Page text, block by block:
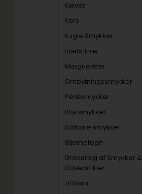
Kløver
Kors
Kugle Smykker
Livets Træ
Margueritter
Ombytningssmykker
Perlesmykker
Rav smykker
Solitaire smykker
Stjernetegn
Gravering af Smykker &
Gaveartikler
Til børn